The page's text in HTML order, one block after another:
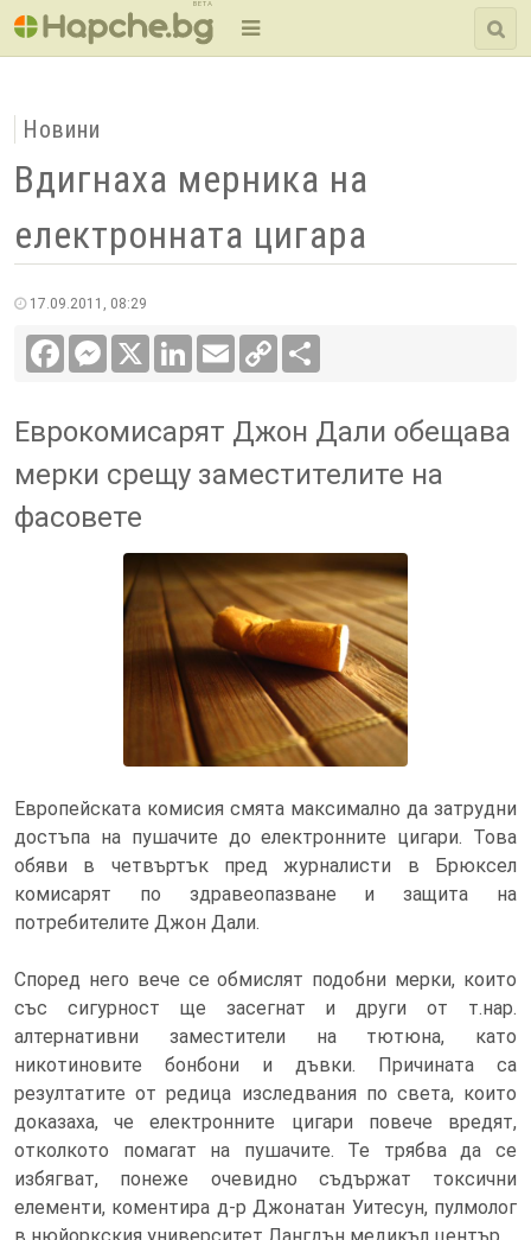
BETA
Новини
Вдигнаха мерника на
електронната цигара
17.09.2011, 08:29
FacebookMessenger LinkedInEmail
Copy
Link
Еврокомисарят Джон Дали обещава
мерки срещу заместителите на
фасовете
Европейската комисия смята максимално да затрудни
достъпа на пушачите до електронните цигари. Това
обяви в четвъртък пред журналисти в Брюксел
комисарят по здравеопазване и защита на
потребителите Джон Дали.
Според него вече се обмислят подобни мерки, които
със сигурност ще засегнат и други от т.нар.
алтернативни заместители на тютюна, като
никотиновите бонбони и дъвки. Причината са
резултатите от редица изследвания по света, които
доказаха, че електронните цигари повече вредят,
отколкото помагат на пушачите. Те трябва да се
избягват, понеже очевидно съдържат токсични
елементи, коментира д-р Джонатан Уитесун, пулмолог